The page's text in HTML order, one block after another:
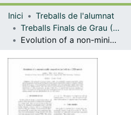
Com
Inici
Treballs de l'alumnat
Treballs Finals de Grau (TFG) - Física
Evolution of a non-minimally coupled scalar ﬁeld in a LTB metric